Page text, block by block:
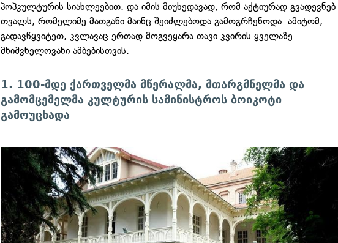
პოპკულტურის სიახლეებით. და იმის მიუხედავად, რომ აქტიურად გვადევნებ
თვალს, რომელიმე მათგანი მაინც შეიძლებოდა გამოგრჩენოდა. ამიტომ,
გადავწყვიტეთ, კვლავაც ერთად მოგვეყარა თავი კვირის ყველაზე
მნიშვნელოვანი ამბებისთვის.
1. 100-მდე ქართველმა მწერალმა, მთარგმნელმა და
გამომცემელმა კულტურის სამინისტროს ბოიკოტი
გამოუცხადა